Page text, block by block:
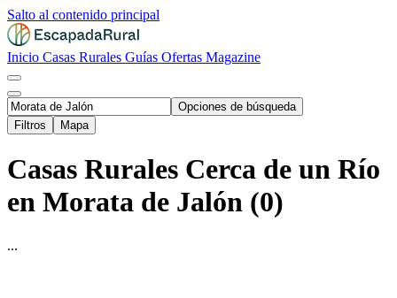
Salto al contenido principal
Inicio Casas Rurales Guías Ofertas Magazine
Opciones de búsqueda
Filtros
Mapa
Casas Rurales Cerca de un Río
en Morata de Jalón (0)
...